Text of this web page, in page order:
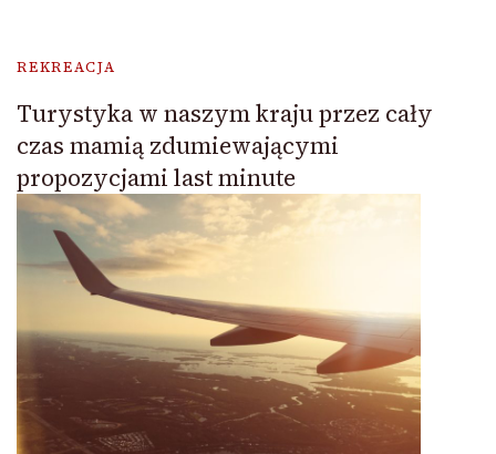
REKREACJA
Turystyka w naszym kraju przez cały
czas mamią zdumiewającymi
propozycjami last minute